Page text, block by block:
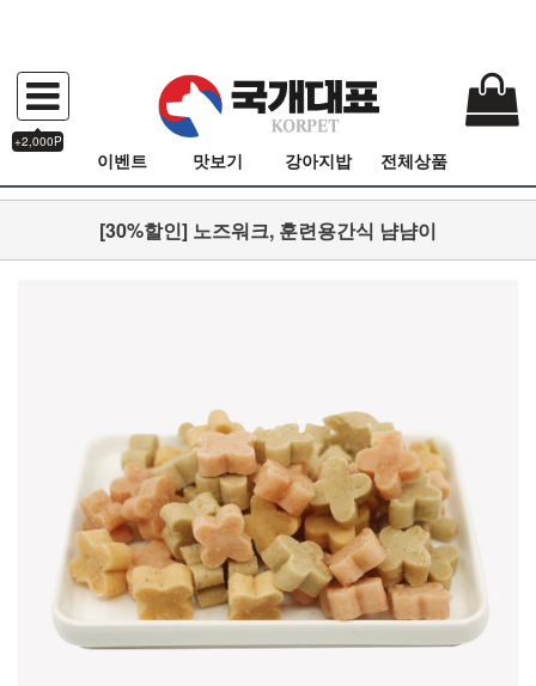
+2,000P
이벤트 맛보기 강아지밥 전체상품
[30%할인] 노즈워크, 훈련용간식 냠냠이